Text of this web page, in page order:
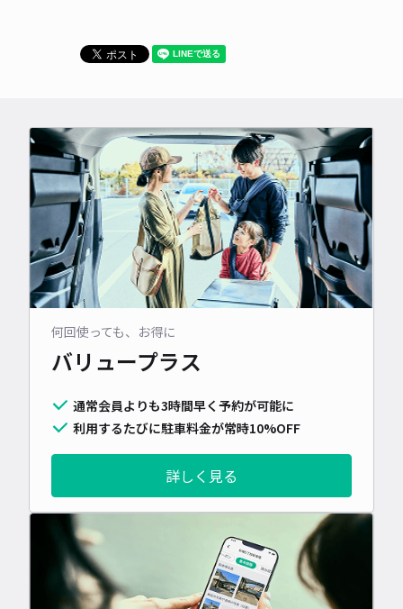
何回使っても、お得に
バリュープラス
通常会員よりも3時間早く予約が可能に
利用するたびに駐車料金が常時10%OFF
詳しく見る